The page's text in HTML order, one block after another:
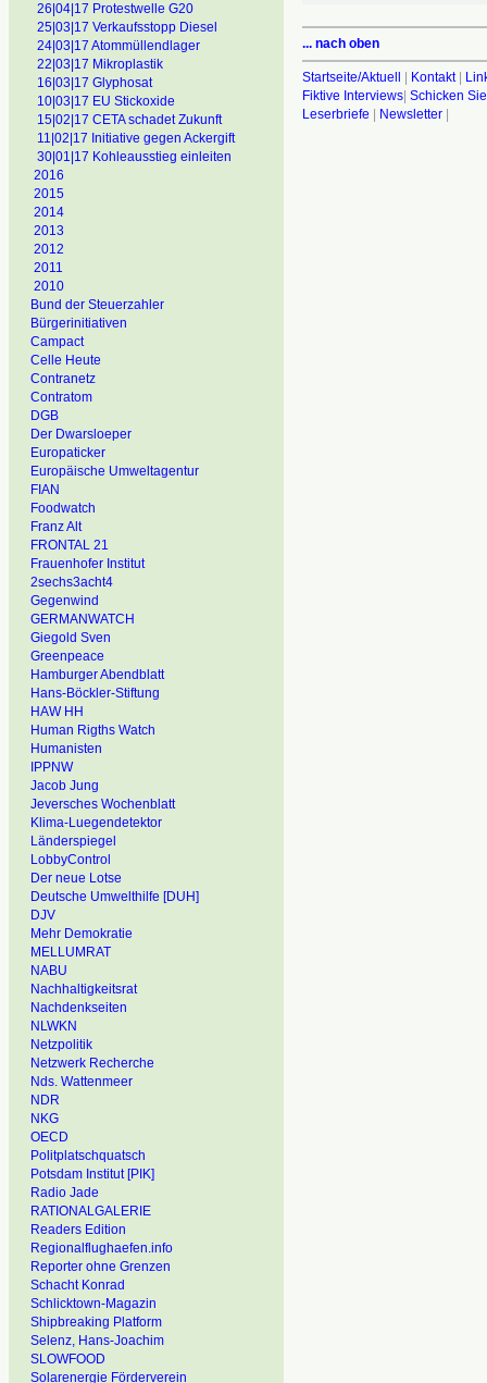
26|04|17 Protestwelle G20
25|03|17 Verkaufsstopp Diesel
24|03|17 Atommüllendlager
22|03|17 Mikroplastik
16|03|17 Glyphosat
10|03|17 EU Stickoxide
15|02|17 CETA schadet Zukunft
11|02|17 Initiative gegen Ackergift
30|01|17 Kohleausstieg einleiten
2016
2015
2014
2013
2012
2011
2010
Bund der Steuerzahler
Bürgerinitiativen
Campact
Celle Heute
Contranetz
Contratom
DGB
Der Dwarsloeper
Europaticker
Europäische Umweltagentur
FIAN
Foodwatch
Franz Alt
FRONTAL 21
Frauenhofer Institut
2sechs3acht4
Gegenwind
GERMANWATCH
Giegold Sven
Greenpeace
Hamburger Abendblatt
Hans-Böckler-Stiftung
HAW HH
Human Rigths Watch
Humanisten
IPPNW
Jacob Jung
Jeversches Wochenblatt
Klima-Luegendetektor
Länderspiegel
LobbyControl
Der neue Lotse
Deutsche Umwelthilfe [DUH]
DJV
Mehr Demokratie
MELLUMRAT
NABU
Nachhaltigkeitsrat
Nachdenkseiten
NLWKN
Netzpolitik
Netzwerk Recherche
Nds. Wattenmeer
NDR
NKG
OECD
Politplatschquatsch
Potsdam Institut [PIK]
Radio Jade
RATIONALGALERIE
Readers Edition
Regionalflughaefen.info
Reporter ohne Grenzen
Schacht Konrad
Schlicktown-Magazin
Shipbreaking Platform
Selenz, Hans-Joachim
SLOWFOOD
Solarenergie Förderverein
... nach oben
Startseite/Aktuell | Kontakt|
Fiktive Interviews| Schicken
Leserbriefe | Newsletter|